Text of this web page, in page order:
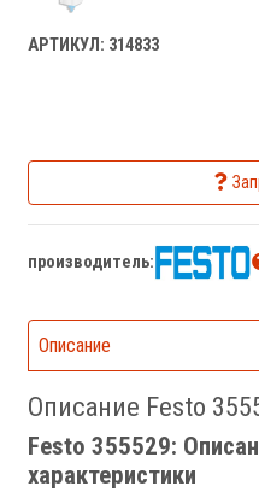
АРТИКУЛ: 314833
производитель:
Описание
Описание Festo
Festo 355529:
характеристики